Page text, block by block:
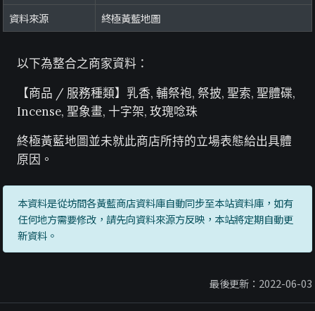
資料來源
終極黃藍地圖
以下為整合之商家資料：
【商品 / 服務種類】乳香, 輔祭袍, 祭披, 聖索, 聖體碟,
Incense, 聖象畫, 十字架, 玫瑰唸珠
終極黃藍地圖並未就此商店所持的立場表態給出具體
原因。
本資料是從坊間各黃藍商店資料庫自動同步至本站資料庫，如有
任何地方需要修改，請先向資料來源方反映，本站將定期自動更
新資料。
最後更新：2022-06-03